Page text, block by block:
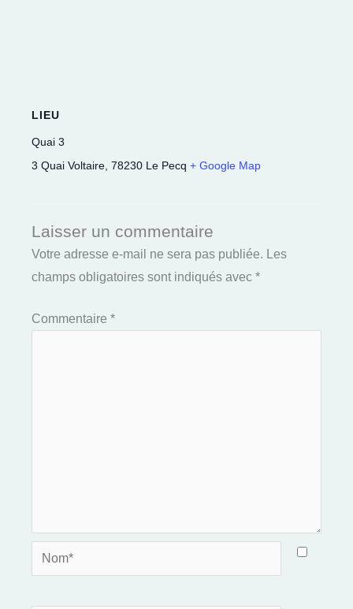
LIEU
Quai 3
3 Quai Voltaire 78230 Le Pecq + Google Map
Laisser un commentaire
Votre adresse e-mail ne sera pas publiée. Les
champs obligatoires sont indiqués avec *
Commentaire *
Nom*